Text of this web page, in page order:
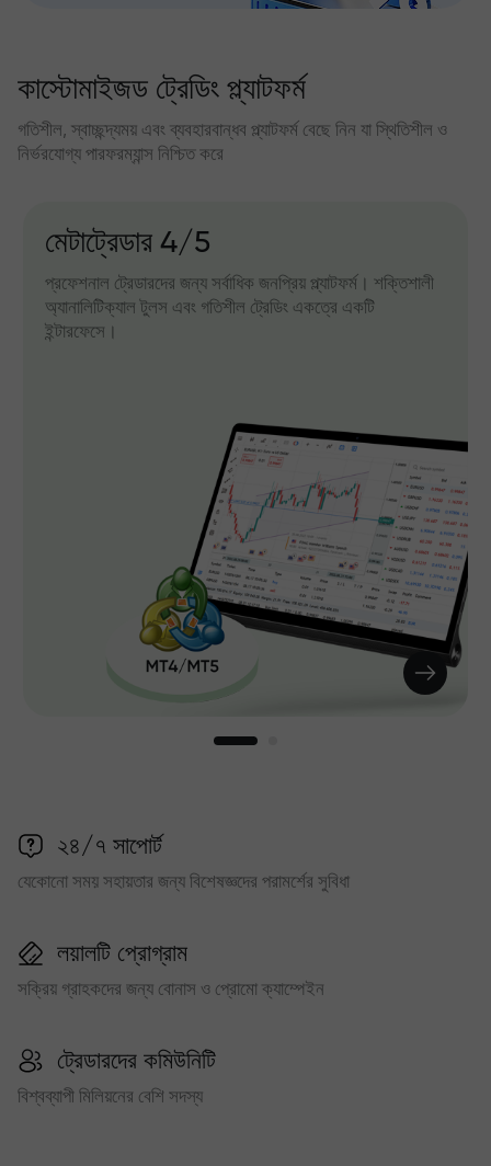
কাস্টোমাইজড ট্রেডিং প্ল্যাটফর্ম
গতিশীল, স্বাচ্ছন্দ্যময় এবং ব্যবহারবান্ধব প্ল্যাটফর্ম বেছে নিন যা স্থিতিশীল ও
নির্ভরযোগ্য পারফরম্যান্স নিশ্চিত করে
মেটাট্রেডার 4/5
প্রফেশনাল ট্রেডারদের জন্য সর্বাধিক জনপ্রিয় প্ল্যাটফর্ম। শক্তিশালী
অ্যানালিটিক্যাল টুলস এবং গতিশীল ট্রেডিং একত্রে একটি
ইন্টারফেসে।
২৪/৭ সাপোর্ট
যেকোনো সময় সহায়তার জন্য বিশেষজ্ঞদের পরামর্শের সুবিধা
লয়ালটি প্রোগ্রাম
সক্রিয় গ্রাহকদের জন্য বোনাস ও প্রোমো ক্যাম্পেইন
ট্রেডারদের কমিউনিটি
বিশ্বব্যাপী মিলিয়নের বেশি সদস্য